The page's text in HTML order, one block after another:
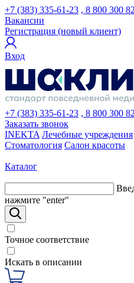
+7 (383) 335-61-23 , 8 800 300
Вакансии
Регистрация (новый клиент)
Вход
+7 (383) 335-61-23 , 8 800 300
Заказать звонок
INEKTA Лечебные учреждения
Стоматология Салон красоты
Каталог
нажмите "enter"
Точное соответствие
Искать в описании